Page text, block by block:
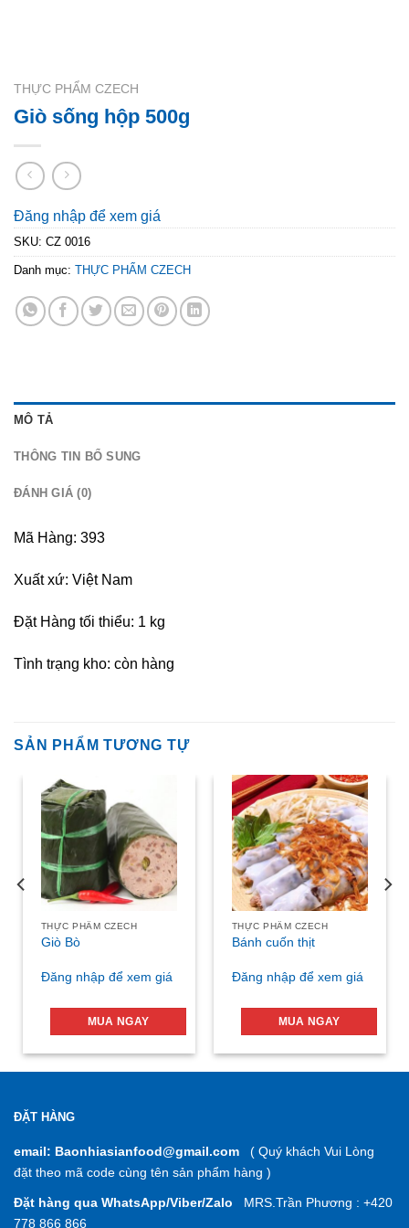
THỰC PHẨM CZECH
Giò sống hộp 500g
Đăng nhập để xem giá
SKU: CZ 0016
Danh mục: THỰC PHẨM CZECH
MÔ TẢ
THÔNG TIN BỔ SUNG
ĐÁNH GIÁ (0)
Mã Hàng: 393
Xuất xứ: Việt Nam
Đặt Hàng tối thiểu: 1 kg
Tình trạng kho: còn hàng
SẢN PHẨM TƯƠNG TỰ
THỰC PHẨM CZECH
Giò Bò
Đăng nhập để xem giá
MUA NGAY
THỰC PHẨM CZECH
Bánh cuốn thịt
Đăng nhập để xem giá
MUA NGAY
ĐẶT HÀNG
email: Baonhiasianfood@gmail.com ( Quý khách Vui Lòng
đặt theo mã code cùng tên sản phẩm hàng )
Đặt hàng qua WhatsApp/Viber/Zalo MRS.Trần Phương : +420
778 866 866